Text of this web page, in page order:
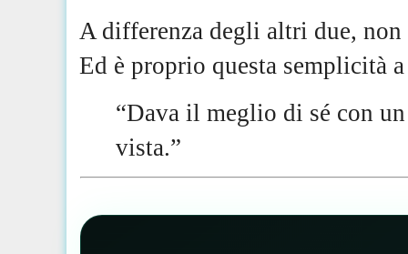
A differenza degli altri due,
Ed è proprio questa semplicità
“Dava il meglio di sé con
vista.”